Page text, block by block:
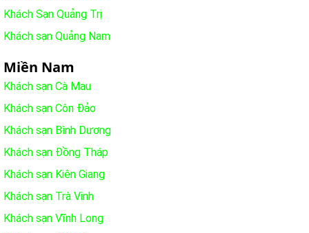
Khách Sạn Quảng Trị
Khách sạn Quảng Nam
Miền Nam
Khách sạn Cà Mau
Khách sạn Côn Đảo
Khách sạn Bình Dương
Khách sạn Đồng Tháp
Khách sạn Kiên Giang
Khách sạn Trà Vinh
Khách sạn Vĩnh Long